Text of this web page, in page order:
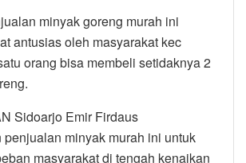
minyak goreng murah ini
antusias oleh masyarakat kec
orang bisa membeli setidaknya 2
Sidoarjo Emir Firdaus
penjualan minyak murah ini untuk
masyarakat di tengah kenaikan